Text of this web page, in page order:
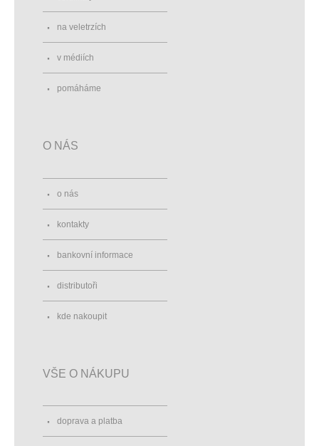
na veletrzích
v médiích
pomáháme
O NÁS
o nás
kontakty
bankovní informace
distributoři
kde nakoupit
VŠE O NÁKUPU
doprava a platba